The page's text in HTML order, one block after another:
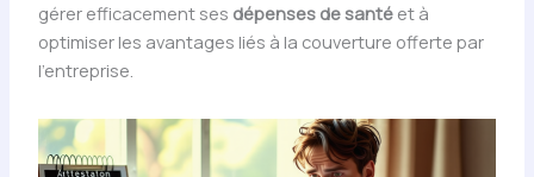
gérer efficacement ses dépenses de santéet à
optimiser les avantages liés à la couverture offerte par
l’entreprise.